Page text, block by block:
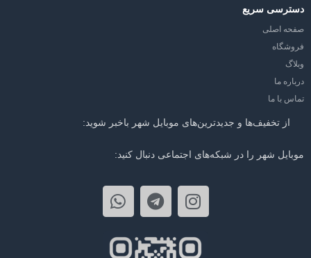
دسترسی سریع
صفحه اصلی
فروشگاه
وبلاگ
درباره ما
تماس با ما
از تخفیف‌ها و جدیدترین‌های موبایل شهر باخبر شوید:
موبایل شهر را در شبکه‌های اجتماعی دنبال کنید: